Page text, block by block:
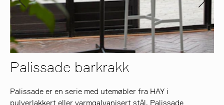
kontakt
Palissade barkrakk
Palissade er en serie med utemøbler fra HAY i
pulverlakkert eller varmgalvanisert stål. Palissade